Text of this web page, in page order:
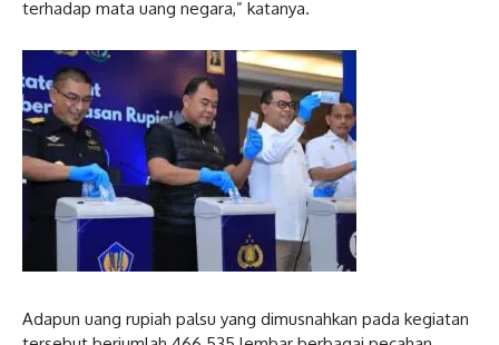
terhadap mata uang negara,” katanya.
Adapun uang rupiah palsu yang dimusnahkan pada kegiatan